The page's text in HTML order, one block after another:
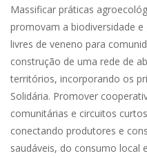
Massificar práticas
promovam a biodiversidade
livres de veneno para
construção de uma rede de
territórios, incorporando os
Solidária. Promover
comunitárias e circuitos
conectando produtores e
saudáveis, do consumo local